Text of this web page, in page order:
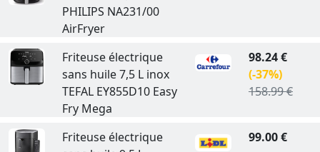
PHILIPS NA231/00
AirFryer
Friteuse électrique
sans huile 7,5 L inox
TEFAL EY855D10 Easy
Fry Mega
98.24 €
(-37%)
158.99 €
Friteuse électrique
99.00 €